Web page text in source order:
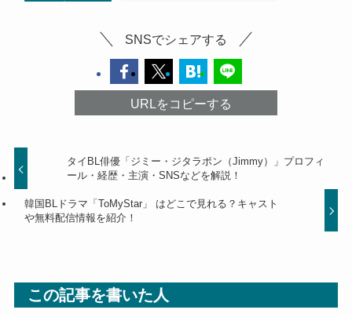
SNSでシェアする
URLをコピーする
タイBL俳優「ジミー・ジタラポン（Jimmy）」プロフィ
ール・経歴・主演・SNSなどを解説！
韓国BLドラマ「ToMyStar」 はどこで見れる？キャスト
や無料配信情報を紹介！
この記事を書いた人